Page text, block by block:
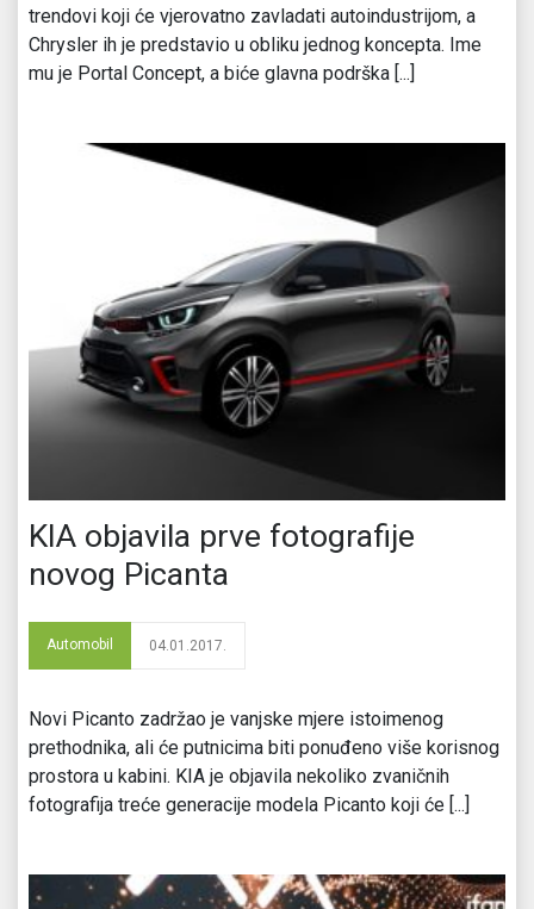
trendovi koji će vjerovatno zavladati autoindustrijom, a
Chrysler ih je predstavio u obliku jednog koncepta. Ime
mu je Portal Concept, a biće glavna podrška [...]
KIA objavila prve fotografije
novog Picanta
Automobil 04.01.2017.
Novi Picanto zadržao je vanjske mjere istoimenog
prethodnika, ali će putnicima biti ponuđeno više korisnog
prostora u kabini. KIA je objavila nekoliko zvaničnih
fotografija treće generacije modela Picanto koji će [...]